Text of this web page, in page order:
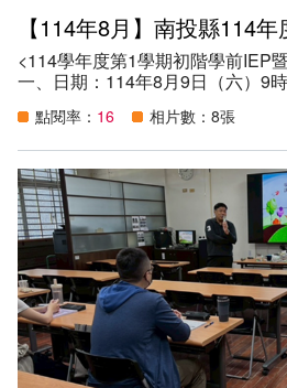
針對學生之學習困難與問題共同
教學策略，以提升學生學習成效。
六、參與人數：32人。
<114學年度第1學期初階學前IEP
一、日期：114年8月9日（六）9
三、講師：張家瑞助理教授、助理
四、參加資格：
（一）本縣教保服務人員。
（二）本縣學前特殊教育教師、特
理員及特教相關專業人員及家長。
五、目的：
（一）提升本縣教保服務人員認
相關因應教學需求之特教知能。
（二）增進本縣教保服務人員、
殊教育專業知能，協助特殊教育
（三）促進本縣教保服務機構參
養，提升特殊教育服務效益。
六、參與人數：69人。
點閱率： 16 相片數：8張